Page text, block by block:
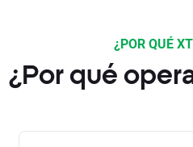
¿POR QUÉ
¿Por qué